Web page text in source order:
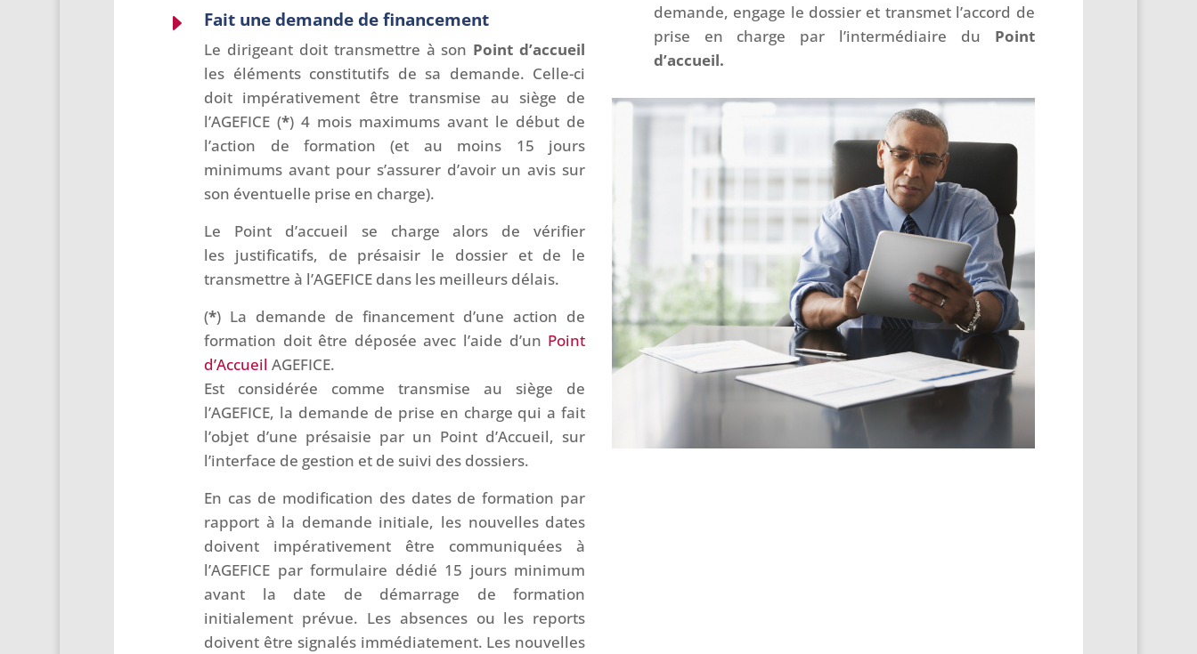
E Fait une demande de financement
Le dirigeant doit transmettre à son Point d’accueil
les éléments constitutifs de sa demande. Celle-ci
doit impérativement être transmise au siège de
l’AGEFICE (*) 4 mois maximums avant le début de
l’action de formation (et au moins 15 jours
minimums avant pour s’assurer d’avoir un avis sur
son éventuelle prise en charge).
Le Point d’accueil se charge alors de vérifier
les justificatifs, de présaisir le dossier et de le
transmettre à l’AGEFICE dans les meilleurs délais.
(*) La demande de financement d’une action de
formation doit être déposée avec l’aide d’un Point
d’Accueil AGEFICE.
Est considérée comme transmise au siège de
l’AGEFICE, la demande de prise en charge qui a fait
l’objet d’une présaisie par un Point d’Accueil, sur
l’interface de gestion et de suivi des dossiers.
En cas de modification des dates de formation par
rapport à la demande initiale, les nouvelles dates
doivent impérativement être communiquées à
l’AGEFICE par formulaire dédié 15 jours minimum
avant la date de démarrage de formation
initialement prévue. Les absences ou les reports
doivent être signalés immédiatement. Les nouvelles
demande, engage le dossier et transmet l’accord de
prise en charge par l’intermédiaire du Point
d’accueil.